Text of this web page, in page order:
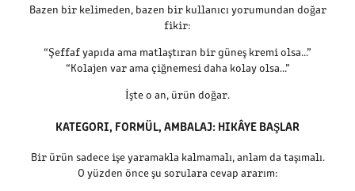
Bazen bir kelimeden, bazen bir kullanıcı yorumundan doğar
fikir:
“Şeffaf yapıda ama matlaştıran bir güneş kremi olsa...”
“Kolajen var ama çiğnemesi daha kolay olsa...”
İşte o an, ürün doğar.
KATEGORI, FORMÜL, AMBALAJ: HIKÂYE BAŞLAR
Bir ürün sadece işe yaramakla kalmamalı, anlam da taşımalı.
O yüzden önce şu sorulara cevap ararım: